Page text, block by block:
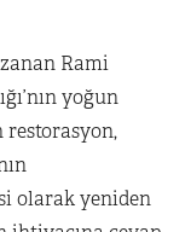
Rami
yoğun
olarak yeniden